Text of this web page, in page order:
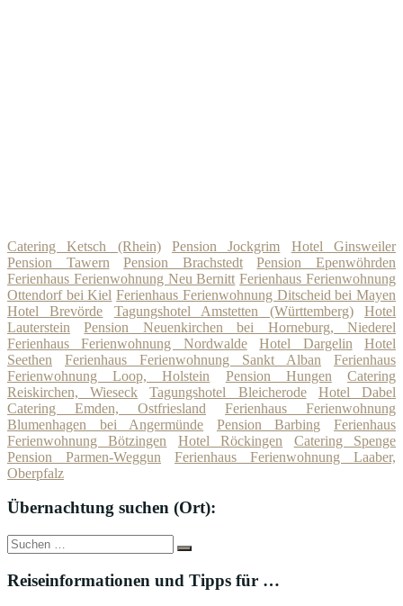
Catering Ketsch (Rhein) Pension Jockgrim
Hotel Ginsweiler
Pension Tawern
Pension Brachstedt
Pension Epenwöhrden
Ferienhaus Ferienwohnung Neu Bernitt Ferienhaus Ferienwohnung
Ottendorf bei Kiel Ferienhaus Ferienwohnung Ditscheid bei Mayen
Hotel Brevörde
Tagungshotel Amstetten (Württemberg)
Hotel
Lauterstein
Pension Neuenkirchen bei Horneburg, Niederel
Ferienhaus Ferienwohnung Nordwalde
Hotel Dargelin
Hotel
Seethen
Ferienhaus Ferienwohnung Sankt Alban
Ferienhaus
Ferienwohnung Loop, Holstein
Pension Hungen
Catering
Reiskirchen, Wieseck
Tagungshotel Bleicherode
Hotel Dabel
Catering Emden, Ostfriesland
Ferienhaus Ferienwohnung
Blumenhagen bei Angermünde
Pension Barbing
Ferienhaus
Ferienwohnung Bötzingen
Hotel Röckingen
Catering Spenge
Pension Parmen-Weggun
Ferienhaus Ferienwohnung Laaber,
Oberpfalz
Übernachtung suchen (Ort):
Suche
nach:
Suchen
Reiseinformationen und Tipps für …